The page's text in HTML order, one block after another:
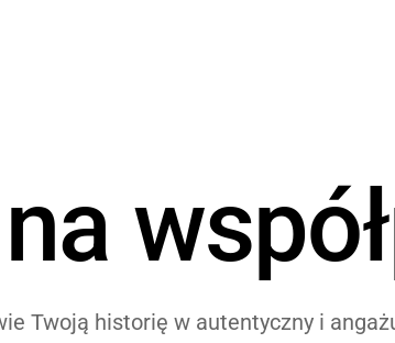
Twoją historię w autentyczny i